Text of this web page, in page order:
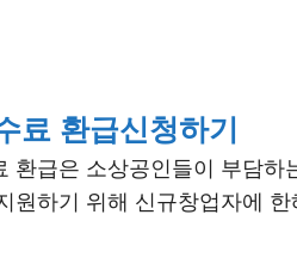
료 환급신청하기
환급은 소상공인들이 부담
원하기 위해 신규창업자에